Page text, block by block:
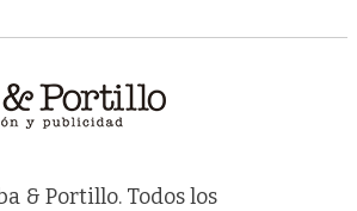
& Portillo. Todos los